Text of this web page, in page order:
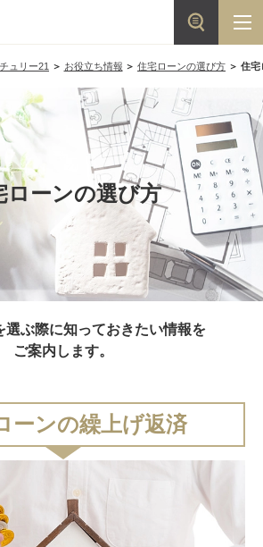
ュリー21 お役立ち情報 住宅ローンの選び方 住宅
ローンの選び方
選ぶ際に知っておきたい情報を
ご案内します。
ーンの繰上げ返済